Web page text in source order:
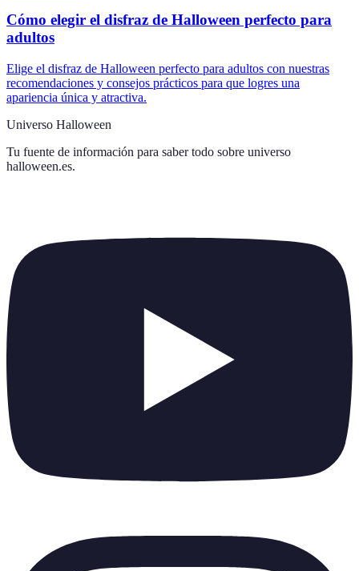
Cómo elegir el disfraz de Halloween perfecto para
adultos
Elige el disfraz de Halloween perfecto para adultos con nuestras
recomendaciones y consejos prácticos para que logres una
apariencia única y atractiva.
Universo Halloween
Tu fuente de información para saber todo sobre universo
halloween.es.